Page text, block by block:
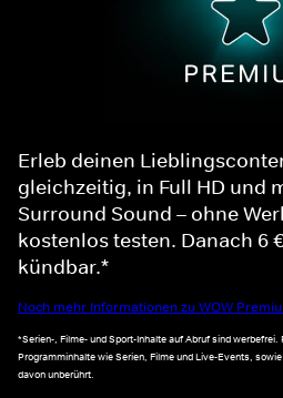
Erleb deinen
gleichzeitig, in Full HD und
Surround Sound – ohne
kostenlos testen. Danach 6
kündbar.*
Noch mehr Informationen zu WOW
*Serien-, Filme- und Sport-Inhalte auf Abruf sind
Programminhalte wie Serien, Filme und Live-Events,
davon unberührt.